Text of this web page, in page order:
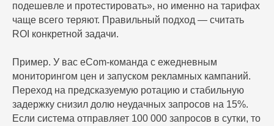
подешевле и протестировать», но именно на тарифах
чаще всего теряют. Правильный подход — считать
ROI конкретной задачи.
Пример. У вас eCom‑команда с ежедневным
мониторингом цен и запуском рекламных кампаний.
Переход на предсказуемую ротацию и стабильную
задержку снизил долю неудачных запросов на 15%.
Если система отправляет 100 000 запросов в сутки, то